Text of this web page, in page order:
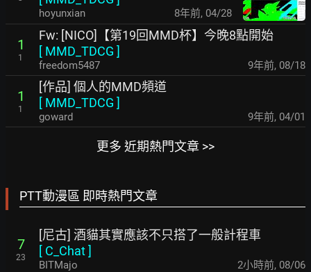
hoyunxian 8年前, 04/28
1
1
Fw: [NICO]【第19回MMD杯】今晚8點開始
[ MMD_TDCG ]
freedom5487 9年前, 08/18
1
1
[作品] 個人的MMD頻道
[ MMD_TDCG ]
goward 9年前, 04/01
更多 近期熱門文章 >>
PTT動漫區 即時熱門文章
7
23
[尼古] 酒貓其實應該不只搭了一般計程車
[ C_Chat]
BITMajo 2小時前, 08/06